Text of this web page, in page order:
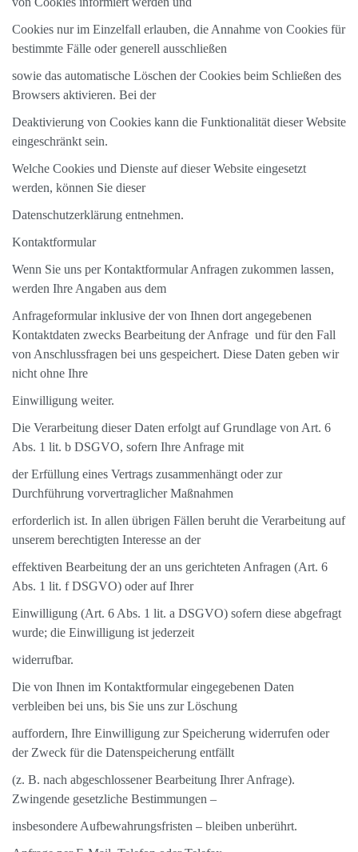
Cookies nur im Einzelfall erlauben, die Annahme von Cookies für
bestimmte Fälle oder generell ausschließen
sowie das automatische Löschen der Cookies beim Schließen des
Browsers aktivieren. Bei der
Deaktivierung von Cookies kann die Funktionalität dieser Website
eingeschränkt sein.
Welche Cookies und Dienste auf dieser Website eingesetzt
werden, können Sie dieser
Datenschutzerklärung entnehmen.
Kontaktformular
Wenn Sie uns per Kontaktformular Anfragen zukommen lassen,
werden Ihre Angaben aus dem
Anfrageformular inklusive der von Ihnen dort angegebenen
Kontaktdaten zwecks Bearbeitung der Anfrage und für den Fall
von Anschlussfragen bei uns gespeichert. Diese Daten geben wir
nicht ohne Ihre
Einwilligung weiter.
Die Verarbeitung dieser Daten erfolgt auf Grundlage von Art. 6
Abs. 1 lit. b DSGVO, sofern Ihre Anfrage mit
der Erfüllung eines Vertrags zusammenhängt oder zur
Durchführung vorvertraglicher Maßnahmen
erforderlich ist. In allen übrigen Fällen beruht die Verarbeitung auf
unserem berechtigten Interesse an der
effektiven Bearbeitung der an uns gerichteten Anfragen (Art. 6
Abs. 1 lit. f DSGVO) oder auf Ihrer
Einwilligung (Art. 6 Abs. 1 lit. a DSGVO) sofern diese abgefragt
wurde; die Einwilligung ist jederzeit
widerrufbar.
Die von Ihnen im Kontaktformular eingegebenen Daten
verbleiben bei uns, bis Sie uns zur Löschung
auffordern, Ihre Einwilligung zur Speicherung widerrufen oder
der Zweck für die Datenspeicherung entfällt
(z. B. nach abgeschlossener Bearbeitung Ihrer Anfrage).
Zwingende gesetzliche Bestimmungen –
insbesondere Aufbewahrungsfristen – bleiben unberührt.